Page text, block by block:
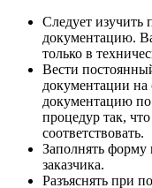
Следует
документацию.
только в
Вести
документации на
документацию
процедур так,
соответствовать.
Заполнять форму
заказчика.
Разъяснять при